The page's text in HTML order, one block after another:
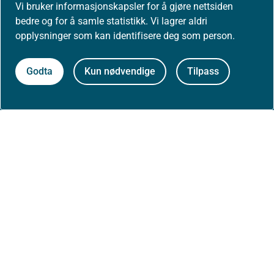
Vi bruker informasjonskapsler for å gjøre nettsiden
bedre og for å samle statistikk. Vi lagrer aldri
opplysninger som kan identifisere deg som person.
Godta Kun nødvendige Tilpass
Presse
Om nettstedet
Personvernerklæring